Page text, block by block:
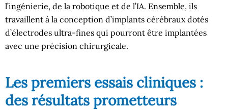
l’ingénierie, de la robotique et de l’IA. Ensemble, ils
travaillent à la conception d’implants cérébraux dotés
d’électrodes ultra-fines qui pourront être implantées
avec une précision chirurgicale.
Les premiers essais cliniques :
des résultats prometteurs